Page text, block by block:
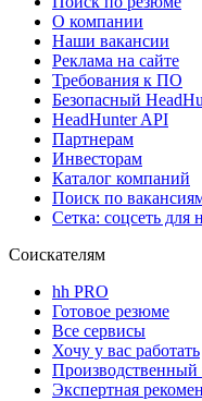
О компании
Наши вакансии
Реклама на сайте
Требования к ПО
Безопасный
HeadHunter API
Партнерам
Инвесторам
Каталог компаний
Поиск по
Сетка: соцсеть для
Соискателям
hh PRO
Готовое резюме
Все сервисы
Хочу у вас работать
Производственный
Экспертная